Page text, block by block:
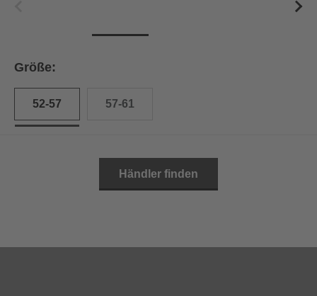
Größe:
52-57 57-61
Händler finden